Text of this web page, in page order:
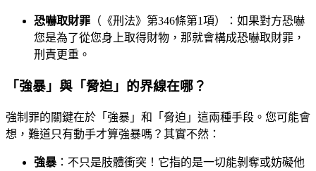
恐嚇取財罪 （《刑法》第346條第1項）：如果對方恐嚇
您是為了從您身上取得財物，那就會構成恐嚇取財罪，
刑責更重。
「強暴」與「脅迫」的界線在哪？
強制罪的關鍵在於「強暴」和「脅迫」這兩種手段。您可能會
想，難道只有動手才算強暴嗎？其實不然：
強暴：不只是肢體衝突！它指的是一切能剝奪或妨礙他